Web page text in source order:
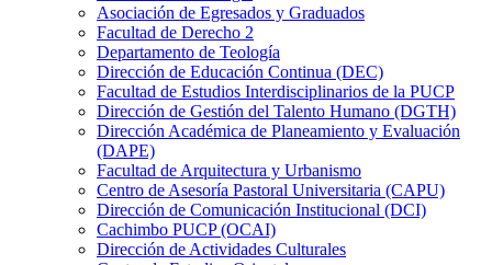
Asociación de Egresados y Graduados
Facultad de Derecho 2
Departamento de Teología
Dirección de Educación Continua (DEC)
Facultad de Estudios Interdisciplinarios de la PUCP
Dirección de Gestión del Talento Humano (DGTH)
Dirección Académica de Planeamiento y Evaluación
(DAPE)
Facultad de Arquitectura y Urbanismo
Centro de Asesoría Pastoral Universitaria (CAPU)
Dirección de Comunicación Institucional (DCI)
Cachimbo PUCP (OCAI)
Dirección de Actividades Culturales